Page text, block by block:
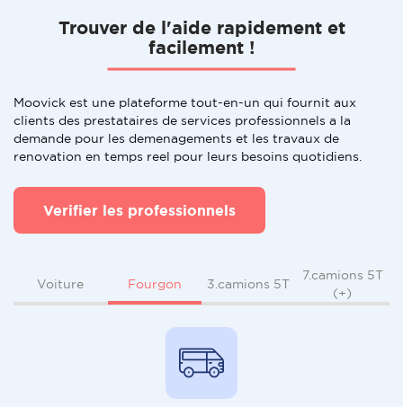
Trouver de l'aide rapidement et
facilement !
Moovick est une plateforme tout-en-un qui fournit aux
clients des prestataires de services professionnels a la
demande pour les demenagements et les travaux de
renovation en temps reel pour leurs besoins quotidiens.
Verifier les professionnels
Voiture Fourgon 3.camions 5T
7.camions 5T
(+)